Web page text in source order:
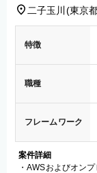
二子玉川 (東京
特徴
職種
フレームワーク
案件詳細
・AWSおよびオンプレ